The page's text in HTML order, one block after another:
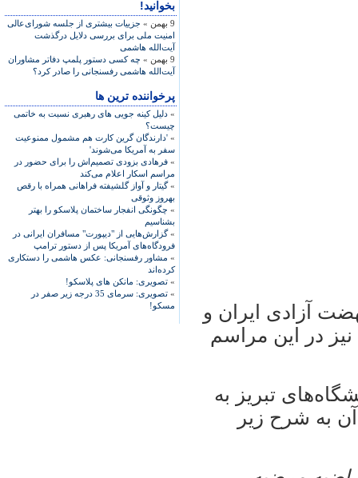
بخوانید!
9 بهمن »
جزییات بیشتری از جلسه شورای‌عالی
امنیت ملی برای بررسی دلایل درگذشت
آیت‌الله هاشمی
9 بهمن »
چه کسی دستور پلمپ دفاتر مشاوران
آیت‌الله هاشمی رفسنجانی را صادر کرد؟
پرخواننده ترین ها
» دلیل کینه جویی های رهبری نسبت به خاتمی
چیست؟
» 'دارندگان گرین کارت هم مشمول ممنوعیت
سفر به آمریکا می‌شوند'
» فرهادی بزودی تصمیم‌اش را برای حضور در
مراسم اسکار اعلام می‌کند
»گیتار و آواز گلشیفته فراهانی همراه با رقص
بهروز وثوقی
» چگونگی انفجار ساختمان پلاسکو را بهتر
بشناسیم
»گزارش‌هایی از "دیپورت" مسافران ایرانی در
فرودگاه‌های آمریکا پس از دستور ترامپ
» مشاور رفسنجانی: عکس هاشمی را دستکاری
کرده‌اند
» تصویری: مانکن های پلاسکو!
»
تصویری: سرمای 35 درجه زیر صفر در
مسکو!
آزادی ايران و
در اين مراسم
تبريز به
به شرح زير